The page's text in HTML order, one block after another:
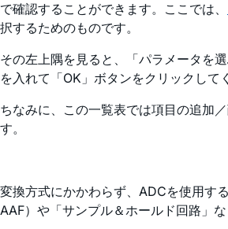
で確認することができます。ここでは、
択するためのものです。
その左上隅を見ると、「パラメータを
を入れて「OK」ボタンをクリックし
ちなみに、この一覧表では項目の追加
す。
変換方式にかかわらず、ADCを使用す
AAF）や「サンプル＆ホールド回路」